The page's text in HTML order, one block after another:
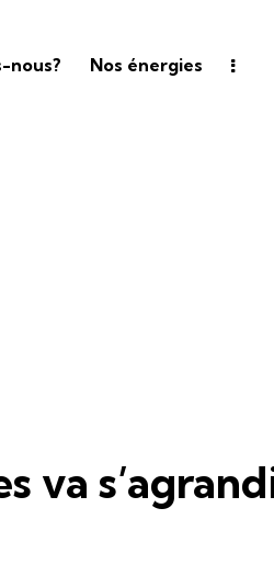
nous? Nos énergies
va